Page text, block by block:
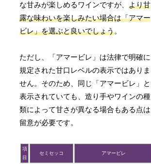
な甘みが楽しめるワインですが、より甘
露な味わいを楽しみたい場合は「アマー
ビレ」を選ぶと良いでしょう。
ただし、「アマービレ」は法律で明確に
規定された甘口レベルの表示ではありま
せん。そのため、同じ「アマービレ」と
表示されていても、造り手やワインの種
類によって甘さが異なる場合もある点は
留意が必要です。
項
目
セミセッコ アマービレ